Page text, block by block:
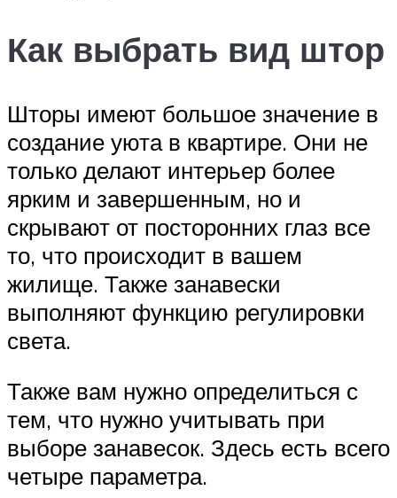
Как выбрать вид штор
Шторы имеют большое значение в
создание уюта в квартире. Они не
только делают интерьер более
ярким и завершенным, но и
скрывают от посторонних глаз все
то, что происходит в вашем
жилище. Также занавески
выполняют функцию регулировки
света.
Также вам нужно определиться с
тем, что нужно учитывать при
выборе занавесок. Здесь есть всего
четыре параметра.